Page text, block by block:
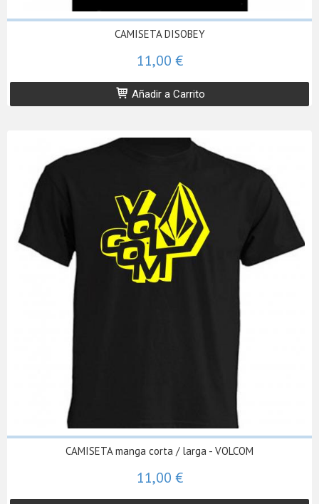
CAMISETA DISOBEY
11,00 €
Añadir a Carrito
CAMISETA manga corta / larga - VOLCOM
11,00 €